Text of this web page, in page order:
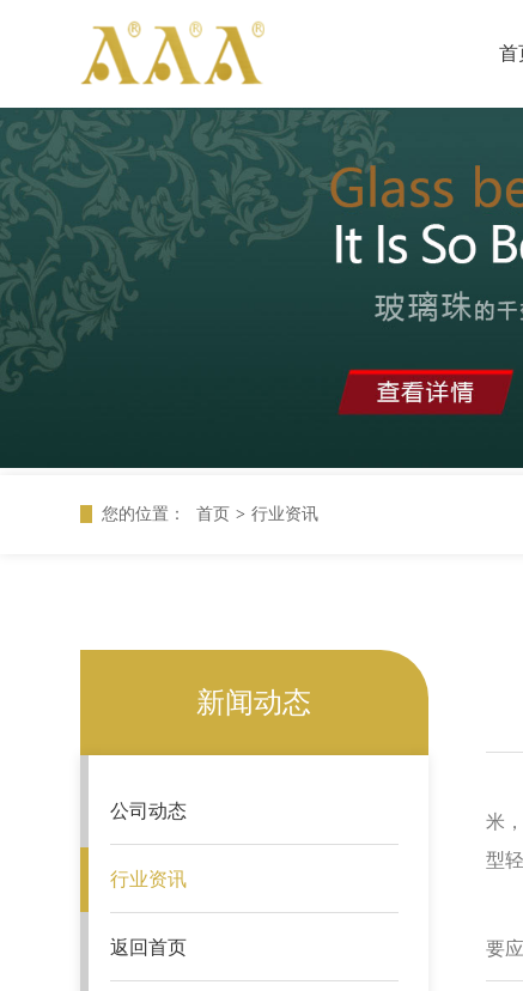
首
您的位置： 首页 > 行业资讯
新闻动态
公司动态
行业资讯
返回首页
玻
米
型
反
要